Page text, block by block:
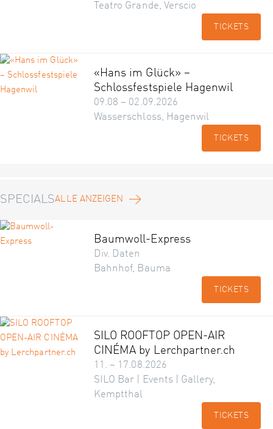
Teatro Grande, Verscio
TICKETS
«Hans im Glück» –
Schlossfestspiele Hagenwil
09.08 – 02.09.2026
Wasserschloss, Hagenwil
TICKETS
SPECIALSALLE ANZEIGEN
Baumwoll-Express
Div. Daten
Bahnhof, Bauma
TICKETS
SILO ROOFTOP OPEN-AIR
CINÉMA by Lerchpartner.ch
11. – 17.08.2026
SILO Bar | Events | Gallery,
Kemptthal
TICKETS